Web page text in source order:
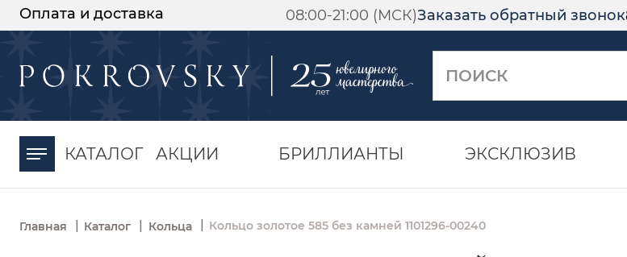
Оплата и доставка 08:00-21:00 (МСК)Заказать обратный звонок
КАТАЛОГ АКЦИИ БРИЛЛИАНТЫ ЭКСКЛЮЗИВ
Главная | Каталог | Кольца Кольцо золотое 585 без камней 1101296-00240
-30%
момента оплаты